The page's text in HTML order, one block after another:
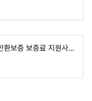
경기도 '전세보증금 반환보증 보증료 지원사업' 대상과 소득 기준은?